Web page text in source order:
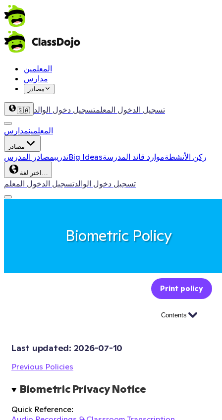
المعلمين
مدارس
مصادر
🇸🇦 تسجيل الدخول المعلمتسجيل دخول الوالد
المعلمينمدارس
مصادر
تدريبمصادر المدرس Big Ideas ركن الأنشطةموارد قائد المدرسة
اختر لغة…
تسجيل الدخول المعلمتسجيل دخول الوالد
Biometric Policy
Print policy
Contents
Last updated: 2026-07-10
Previous Policies
Biometric Privacy Notice
Quick Reference: